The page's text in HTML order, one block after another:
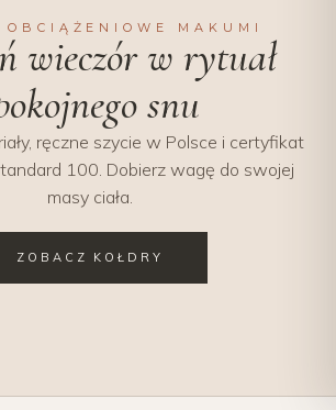
OBCIĄŻENIOWE MAKUMI
wieczór w rytuał
snu
ręczne szycie w Polsce i certyfikat
100. Dobierz wagę do swojej
masy ciała.
ZOBACZ KOŁDRY